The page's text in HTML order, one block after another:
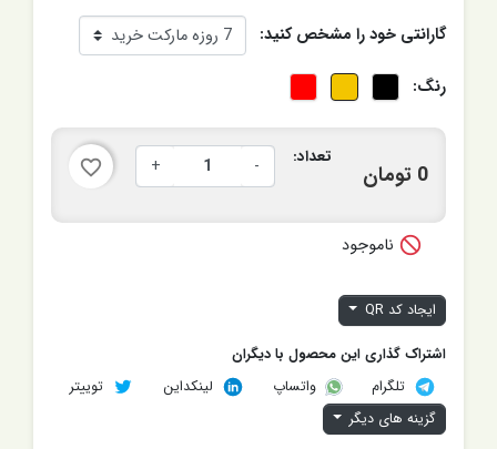
گارانتی خود را مشخص کنید:
رنگ:
0 تومان
تعداد: -
+
favorite_border
 ناموجود
ایجاد کد QR
اشتراک گذاری این محصول با دیگران
تلگرام
واتساپ لینکداین
توییتر
گزینه های دیگر